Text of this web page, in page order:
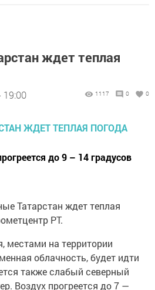
ждет теплая
19:00 1117 0 0
до 9 – 14 градусов
Татарстан ждет теплая
РТ.
местами на территории
облачность, будет идти
также слабый северный
Воздух прогреется до 7 —